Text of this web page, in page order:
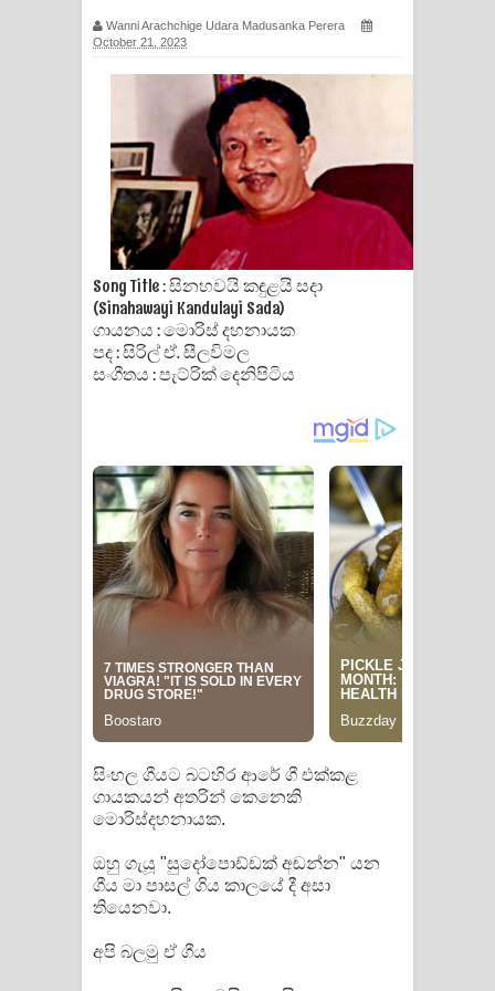
ගීතයේ පද පෙළ
Hoda sihiyen Song Lyrics - හොද
සිහියෙන් ගීතයේ පද පෙළ
Awanken Song Lyrics - අවංකෙන්
ගීතයේ පද පෙළ
Pa Sina Song Lyrics - පෑ සිනා ගීතයේ
පද පෙළ
Pemwanthiye Song Lyrics -
ගීතයේ පද පෙළ
Akahe Indala Song Lyrics - ආකාහේ
ඉඳලා ගීතයේ පද පෙළ
පද පෙළ
Saddeta Denna Song Lyrics - සද්දෙට
දෙන්න ගීතයේ පද පෙළ
පෙළ
Wanni Arachchige Udara Madusanka Perera
October 21, 2023
Song Title : සිනහවයි කඳුළයි සදා
(Sinahawayi Kandulayi Sada)
ගායනය : මොරිස් දහනායක
පද : සිරිල් ඒ. සීලවිමල
සංගීතය : පැට්රික් දෙනිපිටිය
සිංහල ගීයට බටහිර ආරේ ගී එක්කළ
ගායකයන් අතරින් කෙනෙකි
මොරිස්දහනායක.
ඔහු ගැයූ "සුදෝපොඩ්ඩක් අඬන්න" යන
ගීය මා පාසල් ගිය කාලයේ දී අසා
තියෙනවා.
අපි බලමු ඒ ගීය